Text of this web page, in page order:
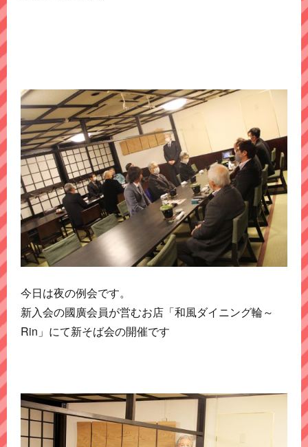
今日は夜の例会です。
新入会の國廣会員が営むお店「和風ダイニング輪～
Rin」にて新そば会の開催です